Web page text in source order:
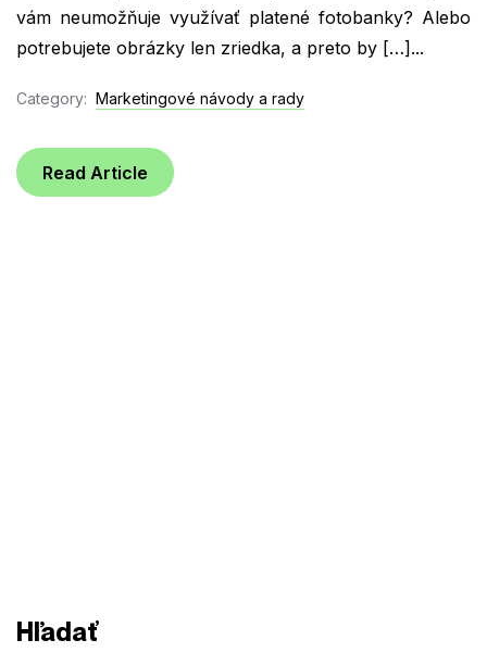
vám neumožňuje využívať platené fotobanky? Alebo
potrebujete obrázky len zriedka, a preto by […]...
Category: Marketingové návody a rady
Read Article
Hľadať